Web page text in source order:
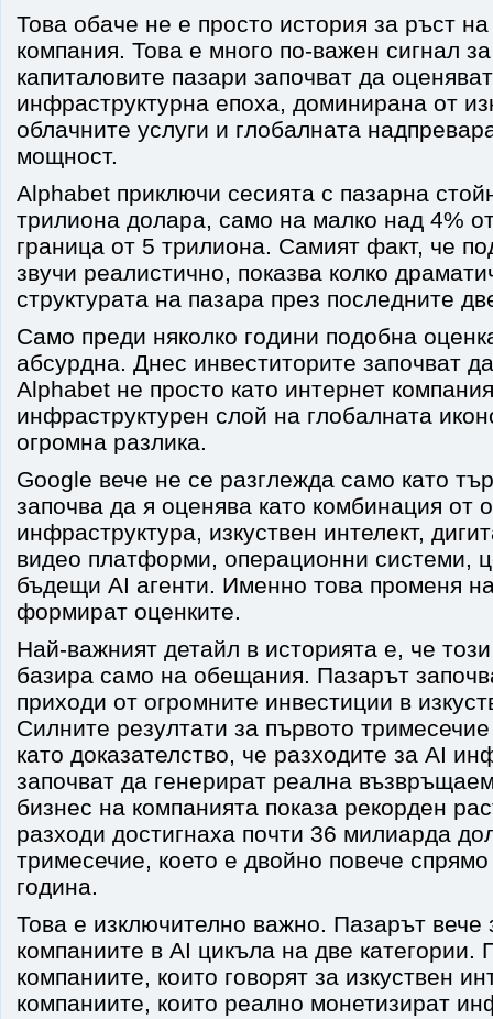
Това обаче не е просто история за ръст
компания. Това е много по-важен сигнал
капиталовите пазари започват да
инфраструктурна епоха, доминирана от
облачните услуги и глобалната
мощност.
Alphabet приключи сесията с пазарна
трилиона долара, само на малко над 4%
граница от 5 трилиона. Самият факт, че
звучи реалистично, показва колко
структурата на пазара през последните
Само преди няколко години подобна
абсурдна. Днес инвеститорите започват
Alphabet не просто като интернет
инфраструктурен слой на глобалната
огромна разлика.
Google вече не се разглежда само като
започва да я оценява като комбинация от
инфраструктура, изкуствен интелект,
видео платформи, операционни системи,
бъдещи AI агенти. Именно това променя
формират оценките.
Най-важният детайл в историята е, че
базира само на обещания. Пазарът
приходи от огромните инвестиции в
Силните резултати за първото
като доказателство, че разходите за AI
започват да генерират реална
бизнес на компанията показа рекорден
разходи достигнаха почти 36 милиарда
тримесечие, което е двойно повече
година.
Това е изключително важно. Пазарът вече
компаниите в AI цикъла на две категории.
компаниите, които говорят за изкуствен
компаниите, които реално монетизират